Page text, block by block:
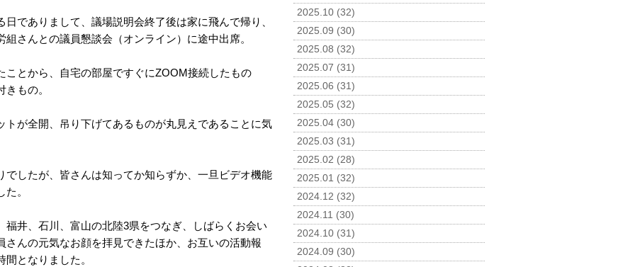
でありまして、議場説明会終了後は家に飛んで帰り、
さんとの議員懇談会（オンライン）に途中出席。
ことから、自宅の部屋ですぐにZOOM接続したもの
もの。
トが全開、吊り下げてあるものが丸見えであることに気
でしたが、皆さんは知ってか知らずか、一旦ビデオ機能
。
福井、石川、富山の北陸3県をつなぎ、しばらくお会い
さんの元気なお顔を拝見できたほか、お互いの活動報
となりました。
2025.10 (32)
2025.09 (30)
2025.08 (32)
2025.07 (31)
2025.06 (31)
2025.05 (32)
2025.04 (30)
2025.03 (31)
2025.02 (28)
2025.01 (32)
2024.12 (32)
2024.11 (30)
2024.10 (31)
2024.09 (30)